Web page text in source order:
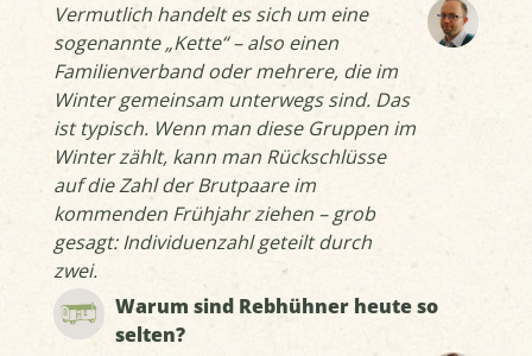
Vermutlich handelt es sich um eine
sogenannte „Kette“ – also einen
Familienverband oder mehrere, die im
Winter gemeinsam unterwegs sind. Das
ist typisch. Wenn man diese Gruppen im
Winter zählt, kann man Rückschlüsse
auf die Zahl der Brutpaare im
kommenden Frühjahr ziehen – grob
gesagt: Individuenzahl geteilt durch
zwei.
Warum sind Rebhühner heute so
selten?